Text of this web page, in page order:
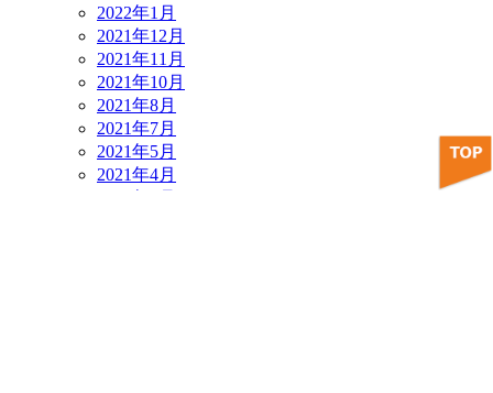
2022年1月
2021年12月
2021年11月
2021年10月
2021年8月
2021年7月
2021年5月
2021年4月